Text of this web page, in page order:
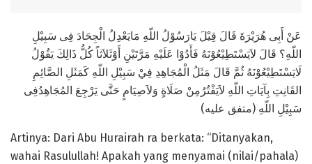
عَنْ أَبِى هُرَيْرَةَ قَالَ قِيْلَ يَارَسُوْلُ اللّهِ مَايَعْدِلُ الْجِحَادَ فِى سَبِيْلِ
اللّهِ؟ قَالَ لاَيَسْتَطِيْعُوْنَهُ فَأَدُوْا عَلَيْهِ مَرَّتَيْنِ أَوْثَلاَثاً كُلُّ ذَالِكَ يَقُوْلُ
لَايَسْتَطِيْعُوْنَهُ ثُمَّ قَالَ مَثَلُ الْمُجَاهِدِ فِيْ سَبِيْلِ اللّهِ كَمَثَلِ الصَّائِمِ
القَانِتِ بِآيَاتِ اللّهِ لاَيَفْتُرُمِنْ صَلَاةٍ وَلاَصِيَامٍ حَتَّى يَرْجِعَ المُجَاهِدُفِى
سَبِيْلِ اللّهِ (متفق عليه)
Artinya: Dari Abu Hurairah ra berkata: “Ditanyakan,
wahai Rasulullah! Apakah yang menyamai (nilai/pahala)